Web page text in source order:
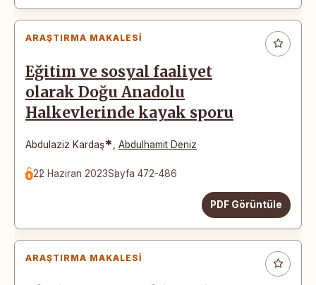
ARAŞTIRMA MAKALESI
Eğitim ve sosyal faaliyet
olarak Doğu Anadolu
Halkevlerinde kayak sporu
Abdulaziz Kardaş* Abdulhamit Deniz
22 Haziran 2023Sayfa 472-486
PDF Görüntüle
ARAŞTIRMA MAKALESI